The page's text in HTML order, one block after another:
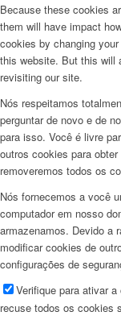
Because these cookies
them will have impact
cookies by changing
this website. But this will
revisiting our site.
Nós respeitamos
perguntar de novo e de
para isso. Você é livre
outros cookies para
removeremos todos os
Nós fornecemos a você
computador em nosso
armazenamos. Devido a
modificar cookies de
configurações de
Verifique para ativar
recuse todos os cookies